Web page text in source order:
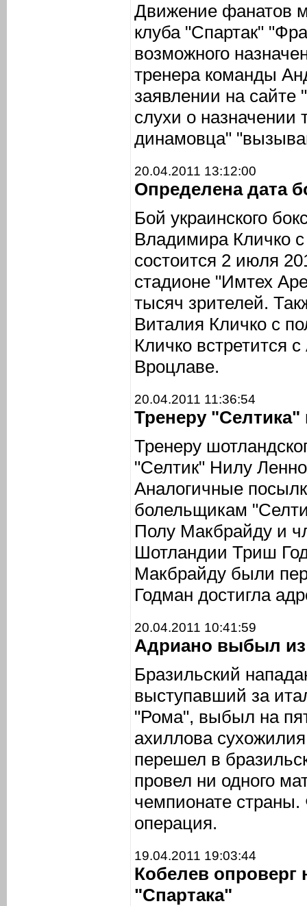
Движение фанатов
клуба "Спартак"
возможного
тренера команды
заявлении на сайте
слухи о назначении
динамовца"
20.04.2011 13:12:00
Определена дата
Бой украинского
Владимира Кличко
состоится 2 июля
стадионе "Имтех
тысяч зрителей.
Виталия Кличко с
Кличко встретится
Вроцлаве.
20.04.2011 11:36:54
Тренеру
Тренеру
"Селтик" Нилу
Аналогичные
болельщикам
Полу Макбрайду и
Шотландии Триш
Макбрайду были
Годман достигла
20.04.2011 10:41:59
Адриано выбыл из
Бразильский
выступавший за
"Рома", выбыл на
ахиллова
перешел в
провел ни одного
чемпионате страны.
операция.
19.04.2011 19:03:44
Кобелев опроверг
"Спартака"